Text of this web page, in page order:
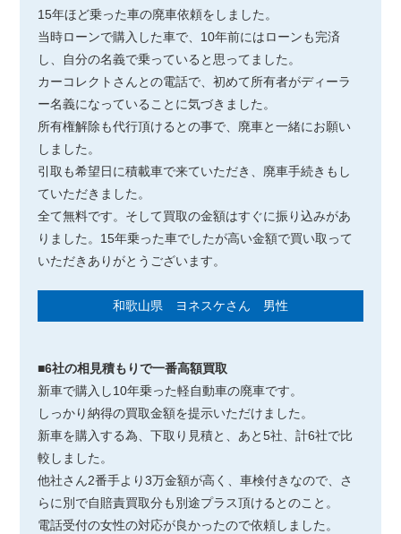
15年ほど乗った車の廃車依頼をしました。
当時ローンで購入した車で、10年前にはローンも完済
し、自分の名義で乗っていると思ってました。
カーコレクトさんとの電話で、初めて所有者がディーラ
ー名義になっていることに気づきました。
所有権解除も代行頂けるとの事で、廃車と一緒にお願い
しました。
引取も希望日に積載車で来ていただき、廃車手続きもし
ていただきました。
全て無料です。そして買取の金額はすぐに振り込みがあ
りました。15年乗った車でしたが高い金額で買い取って
いただきありがとうございます。
和歌山県 ヨネスケさん 男性
■6社の相見積もりで一番高額買取
新車で購入し10年乗った軽自動車の廃車です。
しっかり納得の買取金額を提示いただけました。
新車を購入する為、下取り見積と、あと5社、計6社で比
較しました。
他社さん2番手より3万金額が高く、車検付きなので、さ
らに別で自賠責買取分も別途プラス頂けるとのこと。
電話受付の女性の対応が良かったので依頼しました。